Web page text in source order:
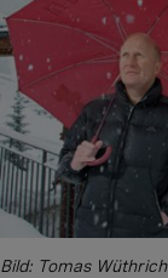
Bild: Tomas Wüthrich